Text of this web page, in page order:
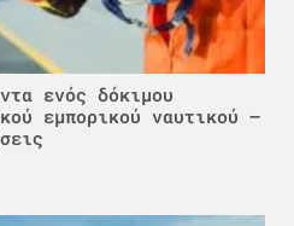
ενός δόκιμου
εμπορικού ναυτικού –